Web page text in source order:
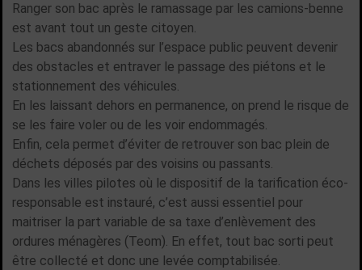
Ranger son bac après le ramassage par les camions-benne
est avant tout un geste citoyen.
Les bacs abandonnés sur l’espace public peuvent devenir
des obstacles et entraver le passage des piétons et le
stationnement des véhicules.
En les laissant dehors en permanence, on prend le risque de
se les faire voler ou de les voir endommagés.
Enfin, cela permet d’éviter de retrouver son bac plein de
déchets déposés par des voisins ou passants.
Dans les villes pilotes où le dispositif de la tarification éco-
responsable est instauré, c’est aussi essentiel pour
maitriser la part variable de sa taxe d’enlèvement des
ordures ménagères (Teom). En effet, tout bac sorti peut
être collecté et donc une levée comptabilisée.